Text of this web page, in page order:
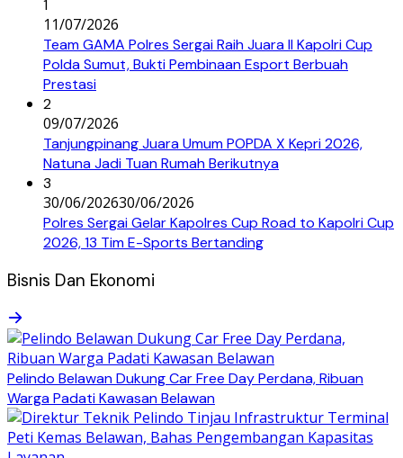
1
11/07/2026
Team GAMA Polres Sergai Raih Juara II Kapolri Cup
Polda Sumut, Bukti Pembinaan Esport Berbuah
Prestasi
2
09/07/2026
Tanjungpinang Juara Umum POPDA X Kepri 2026,
Natuna Jadi Tuan Rumah Berikutnya
3
30/06/202630/06/2026
Polres Sergai Gelar Kapolres Cup Road to Kapolri Cup
2026, 13 Tim E-Sports Bertanding
Bisnis Dan Ekonomi
Pelindo Belawan Dukung Car Free Day Perdana, Ribuan
Warga Padati Kawasan Belawan